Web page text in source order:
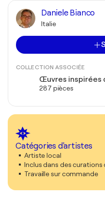
Daniele Bianco
Italie
COLLECTION ASSOCIÉE
Œuvres inspirées
287 pièces
Catégories d'artistes
Artiste local
Inclus dans des curations
Travaille sur commande